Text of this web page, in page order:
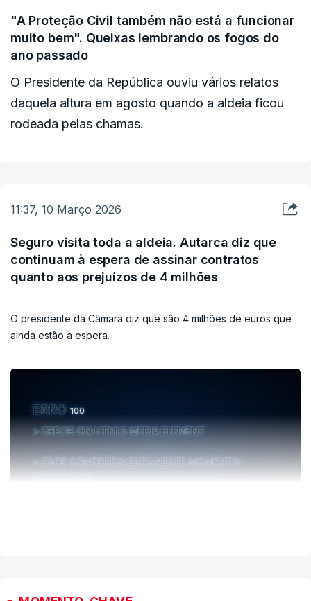
"A Proteção Civil também não está a funcionar
muito bem". Queixas lembrando os fogos do
ano passado
O Presidente da República ouviu vários relatos
daquela altura em agosto quando a aldeia ficou
rodeada pelas chamas.
11:37, 10 Março 2026
Seguro visita toda a aldeia. Autarca diz que
continuam à espera de assinar contratos
quanto aos prejuízos de 4 milhões
O presidente da Câmara diz que são 4 milhões de euros que
ainda estão à espera.
ERRO 100
ERROR ON HTML5 MEDIA ELEMENT
ESTE CONTEÚDO ESTÁ NESTE MOMENTO
INDISPONÍVEL